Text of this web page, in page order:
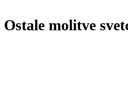
Ostale molitve